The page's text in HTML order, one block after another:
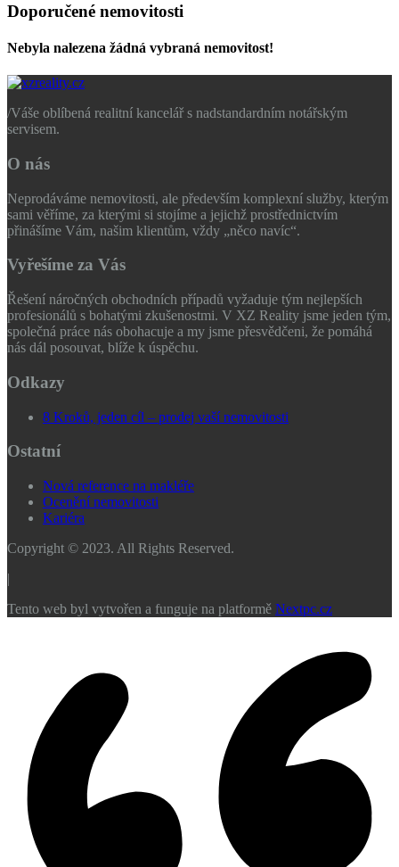
Doporučené nemovitosti
Nebyla nalezena žádná vybraná nemovitost!
/Váše oblíbená realitní kancelář s nadstandardním notářským
servisem.
O nás
Neprodáváme nemovitosti, ale především komplexní služby, kterým
sami věříme, za kterými si stojíme a jejichž prostřednictvím
přinášíme Vám, našim klientům, vždy „něco navíc“.
Vyřešíme za Vás
Řešení náročných obchodních případů vyžaduje tým nejlepších
profesionálů s bohatými zkušenostmi. V XZ Reality jsme jeden tým,
společná práce nás obohacuje a my jsme přesvědčeni, že pomáhá
nás dál posouvat, blíže k úspěchu.
Odkazy
8 Kroků, jeden cíl – prodej vaší nemovitosti
Ostatní
Nová reference na makléře
Ocenění nemovitosti
Kariéra
Copyright © 2023. All Rights Reserved.
|
Tento web byl vytvořen a funguje na platformě Nextpc.cz